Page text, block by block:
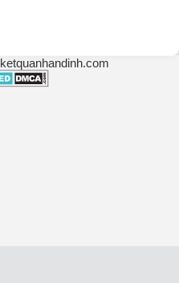
ketquanhandinh.com